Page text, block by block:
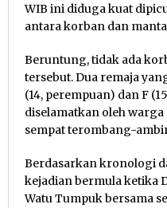
WIB ini diduga kuat
antara korban dan
Beruntung, tidak ada
tersebut. Dua remaja
(14, perempuan) dan F
diselamatkan oleh
sempat terombang-
Berdasarkan kronologi
kejadian bermula ketika
Watu Tumpuk bersama